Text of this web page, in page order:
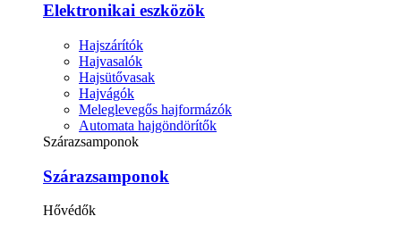
Elektronikai eszközök
Hajszárítók
Hajvasalók
Hajsütővasak
Hajvágók
Meleglevegős hajformázók
Automata hajgöndörítők
Szárazsamponok
Szárazsamponok
Hővédők